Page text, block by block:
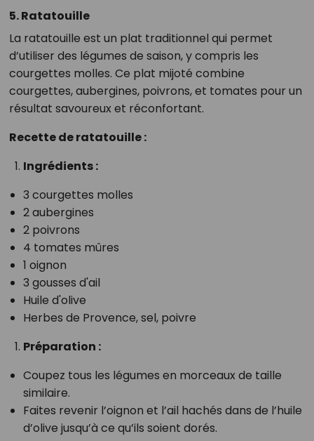
5. Ratatouille
La ratatouille est un plat traditionnel qui permet
d’utiliser des légumes de saison, y compris les
courgettes molles. Ce plat mijoté combine
courgettes, aubergines, poivrons, et tomates pour un
résultat savoureux et réconfortant.
Recette de ratatouille :
Ingrédients :
3 courgettes molles
2 aubergines
2 poivrons
4 tomates mûres
1 oignon
3 gousses d'ail
Huile d'olive
Herbes de Provence, sel, poivre
Préparation :
Coupez tous les légumes en morceaux de taille
similaire.
Faites revenir l’oignon et l’ail hachés dans de l’huile
d’olive jusqu’à ce qu’ils soient dorés.